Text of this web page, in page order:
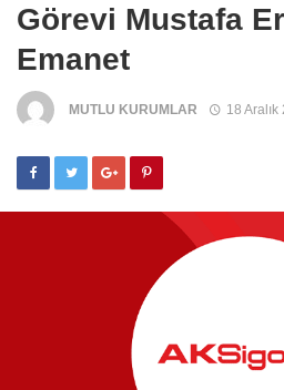
Görevi Mustafa
Emanet
MUTLU KURUMLAR 18 Aralık